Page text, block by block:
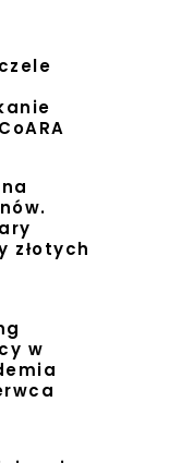
złotych
w